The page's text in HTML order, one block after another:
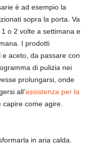
è ad esempio la
sopra la porta. Va
o 2 volte a settimana e
I prodotti
aceto, da passare con
di pulizia nei
prolungarsi, onde
all’assistenza per la
capire come agire.
in aria calda.